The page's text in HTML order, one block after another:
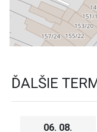
ĎALŠIE
06. 08.